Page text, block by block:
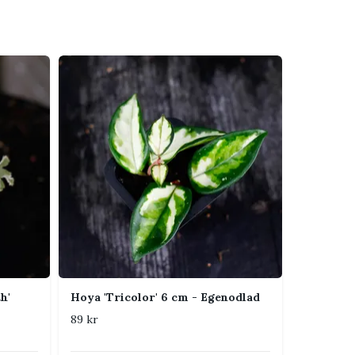
Hoya 'Tricolor' 6 cm - Egenodlad
89 kr